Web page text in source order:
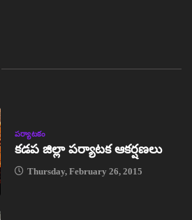
పర్యాటకం
కడప జిల్లా పర్యాటక ఆకర్షణలు
Thursday, February 26, 2015